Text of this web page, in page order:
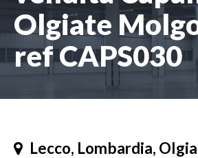
Olgiate
ref CAPS030
Lecco, Lombardia,